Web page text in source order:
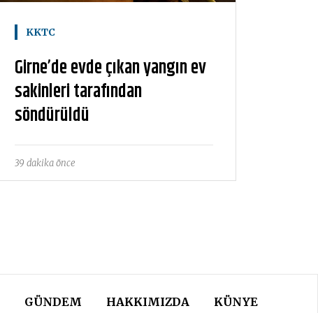
KKTC
Girne’de evde çıkan yangın ev
sakinleri tarafından
söndürüldü
39 dakika önce
GÜNDEM HAKKIMIZDA KÜNYE